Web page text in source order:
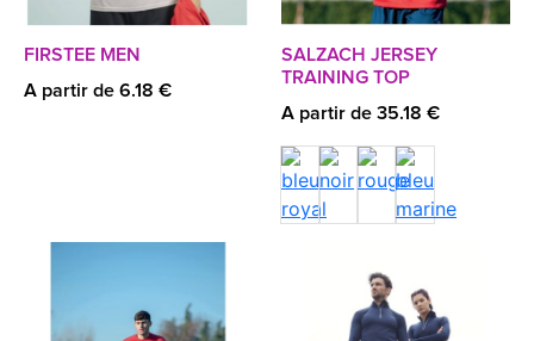
FIRSTEE MEN
A partir de 6.18 €
SALZACH JERSEY
TRAINING TOP
A partir de 35.18 €